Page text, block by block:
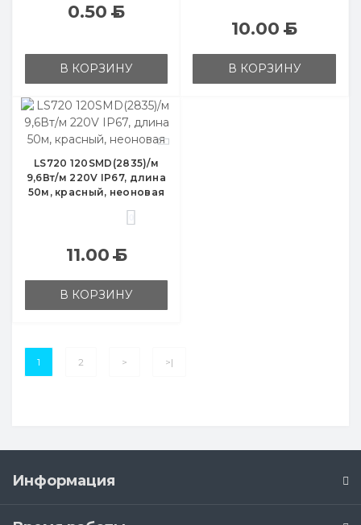
0.50Б
В КОРЗИНУ
10.00Б
В КОРЗИНУ
LS720 120SMD(2835)/м
9,6Вт/м 220V IP67, длина
50м, красный, неоновая
11.00Б
В КОРЗИНУ
1 2 > >|
Информация